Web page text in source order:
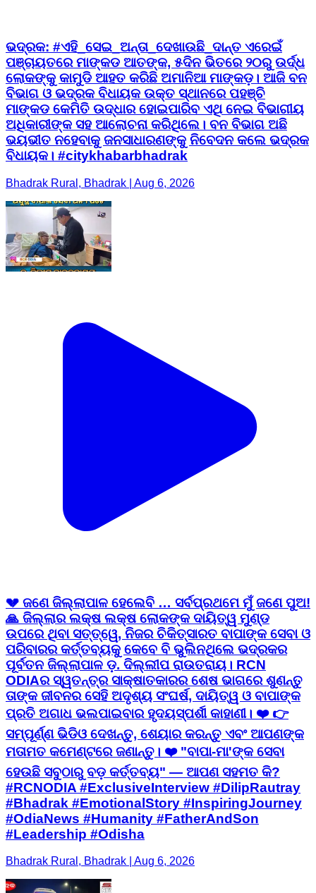
ଭଦ୍ରକ: #ଏହି_ସେଇ_ଅନ୍ତା_ଦେଖାଉଛି_ଦାନ୍ତ ଏରେଇଁ
ପଞ୍ଚାୟତରେ ମାଙ୍କଡ ଆତଙ୍କ, ୫ଦିନ ଭିତରେ ୨୦ରୁ ଉର୍ଦ୍ଧ
ଲୋକଙ୍କୁ କାମୁଡି ଆହତ କରିଛି ଅମାନିଆ ମାଙ୍କଡ଼। ଆଜି ବନ
ବିଭାଗ ଓ ଭଦ୍ରକ ବିଧାୟକ ଉକ୍ତ ସ୍ଥାନରେ ପହଞ୍ଚି
ମାଙ୍କଡ କେମିତି ଉଦ୍ଧାର ହୋଇପାରିବ ଏଥି ନେଇ ବିଭାଗୀୟ
ଅଧିକାରୀଙ୍କ ସହ ଆଲୋଚନା କରିଥିଲେ। ବନ ବିଭାଗ ଅଛି
ଭୟଭୀତ ନହେବାକୁ ଜନସାଧାରଣଙ୍କୁ ନିବେଦନ କଲେ ଭଦ୍ରକ
ବିଧାୟକ। #citykhabarbhadrak
Bhadrak Rural, Bhadrak | Aug 6, 2026
💔 ଜଣେ ଜିଲ୍ଲାପାଳ ହେଲେବି … ସର୍ବପ୍ରଥମେ ମୁଁ ଜଣେ ପୁଅ!
🙏 ଜିଲ୍ଲାର ଲକ୍ଷ ଲକ୍ଷ ଲୋକଙ୍କ ଦାୟିତ୍ୱ ମୁଣ୍ଡ
ଉପରେ ଥିବା ସତ୍ତ୍ୱେ, ନିଜର ଚିକିତ୍ସାରତ ବାପାଙ୍କ ସେବା ଓ
ପରିବାରର କର୍ତ୍ତବ୍ୟକୁ କେବେ ବି ଭୁଲିନଥିଲେ ଭଦ୍ରକର
ପୂର୍ବତନ ଜିଲ୍ଲାପାଳ ଡ଼. ଦିଲ୍ଲୀପ ରାଉତରାୟ। RCN
ODIAର ସ୍ୱତନ୍ତ୍ର ସାକ୍ଷାତକାରର ଶେଷ ଭାଗରେ ଶୁଣନ୍ତୁ
ତାଙ୍କ ଜୀବନର ସେହି ଅଦୃଶ୍ୟ ସଂଘର୍ଷ, ଦାୟିତ୍ୱ ଓ ବାପାଙ୍କ
ପ୍ରତି ଅଗାଧ ଭଲପାଇବାର ହୃଦୟସ୍ପର୍ଶୀ କାହାଣୀ। ❤️ 👉
ସମ୍ପୂର୍ଣ୍ଣ ଭିଡିଓ ଦେଖନ୍ତୁ, ଶେୟାର କରନ୍ତୁ ଏବଂ ଆପଣଙ୍କ
ମତାମତ କମେଣ୍ଟରେ ଜଣାନ୍ତୁ। ❤️ "ବାପା-ମା'ଙ୍କ ସେବା
ହେଉଛି ସବୁଠାରୁ ବଡ଼ କର୍ତ୍ତବ୍ୟ" — ଆପଣ ସହମତ କି?
#RCNODIA #ExclusiveInterview #DilipRautray
#Bhadrak #EmotionalStory #InspiringJourney
#OdiaNews #Humanity #FatherAndSon
#Leadership #Odisha
Bhadrak Rural, Bhadrak | Aug 6, 2026